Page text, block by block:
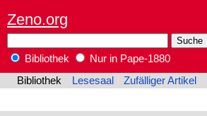
Zeno.org
Bibliothek
Nur in Pape-1880
Bibliothek
Lesesaal Zufälliger Artikel